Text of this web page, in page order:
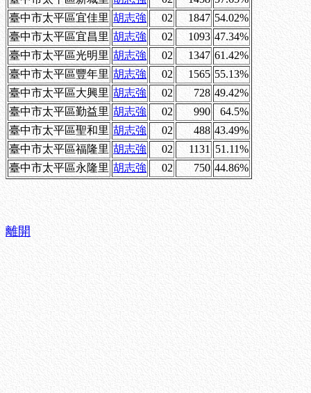
臺中市太平區宜佳里 胡志強 02 1847 54.02%
臺中市太平區宜昌里 胡志強 02 1093 47.34%
臺中市太平區光明里 胡志強 02 1347 61.42%
臺中市太平區豐年里 胡志強 02 1565 55.13%
臺中市太平區大興里 胡志強 02 728 49.42%
臺中市太平區勤益里 胡志強 02 990
64.5%
臺中市太平區聖和里 胡志強 02 488 43.49%
臺中市太平區福隆里 胡志強 02 1131
51.11%
臺中市太平區永隆里 胡志強 02 750 44.86%
離開